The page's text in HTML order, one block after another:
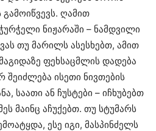
ღამით
ნიჟარაში – ნამდვილი
თუ მარილს ასესხებთ, ამით
ფეხსაცმლის დადება
შეიძლება ისეთი ნივთების
საათი ან ჩუსტები – იჩხუბებთ
მაინც აჩუქებთ. თუ სტუმარს
ესე იგი, მასპინძელს